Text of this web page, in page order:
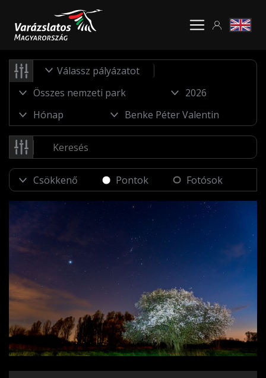
Válassz pályázatot
Pontok Fotósok